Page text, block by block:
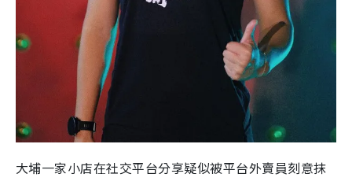
大埔一家小店在社交平台分享疑似被平台外賣員刻意抹